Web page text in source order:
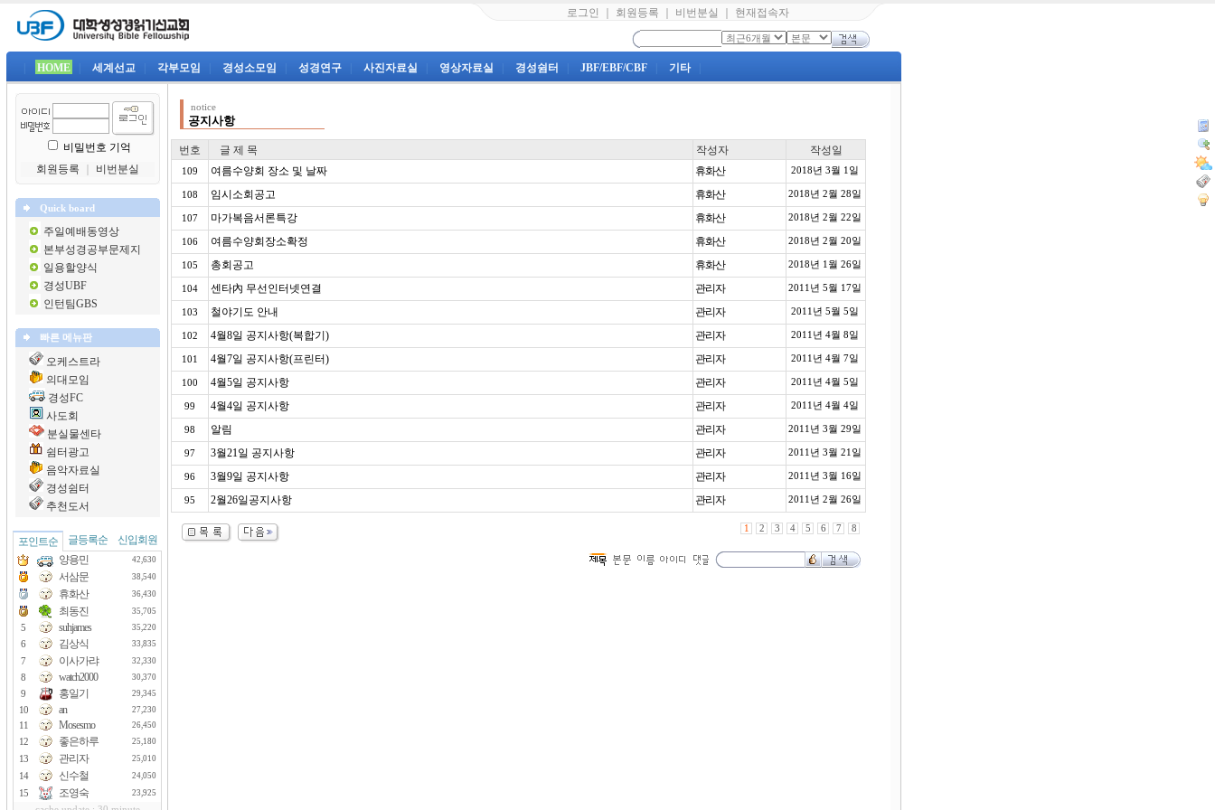
로그인 회원등록 비번분실 현재접속자
HOME 세계선교 각부모임 경성소모임 성경연구 사진자료실 영상자료실 경성쉼터 JBF/EBF/CBF 기타
비밀번호 기억
회원등록
비번분실
Quick board
주일예배동영상
본부성경공부문제지
일용할양식
경성UBF
인턴팀GBS
빠른 메뉴판
오케스트라
의대모임
경성FC
사도회
분실물센타
쉼터광고
음악자료실
경성쉼터
추천도서
포인트순 글등록순
신입회원
양용민
42,630
서삼문 38,540
휴화산 36,430
최동진 35,705
5 suhjames 35,220
6 김상식 33,835
7 이사가랴 32,330
8 watch2000 30,370
9 홍일기 29,345
10 an 27,230
11 Mosesmo 26,450
12 좋은하루 25,180
13 관리자 25,010
14 신수철 24,050
15 조영숙 23,925
notice
공지사항
번호 글 제 목 작성자 작성일
109 여름수양회 장소 및 날짜 휴화산 2018년 3월 1일
108 임시소회공고 휴화산 2018년 2월 28일
107 마가복음서론특강 휴화산 2018년 2월 22일
106 여름수양회장소확정 휴화산 2018년 2월 20일
105 총회공고 휴화산 2018년 1월 26일
104 센타內 무선인터넷연결 관리자 2011년 5월 17일
103 철야기도 안내 관리자 2011년 5월 5일
102 4월8일 공지사항(복합기) 관리자 2011년 4월 8일
101 4월7일 공지사항(프린터) 관리자 2011년 4월 7일
100 4월5일 공지사항 관리자 2011년 4월 5일
99 4월4일 공지사항 관리자 2011년 4월 4일
98 알림 관리자 2011년 3월 29일
97 3월21일 공지사항 관리자 2011년 3월 21일
96 3월9일 공지사항 관리자 2011년 3월 16일
95 2월26일공지사항 관리자 2011년 2월 26일
1 2 3 4 5 6 7 8